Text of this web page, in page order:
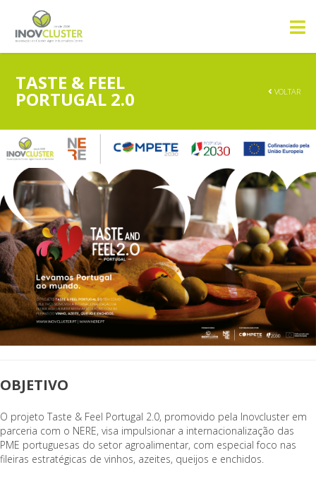
TASTE & FEEL
PORTUGAL 2.0 VOLTAR
OBJETIVO
O projeto Taste & Feel Portugal 2.0, promovido pela Inovcluster em
parceria com o NERE, visa impulsionar a internacionalização das
PME portuguesas do setor agroalimentar, com especial foco nas
fileiras estratégicas de vinhos, azeites, queijos e enchidos.